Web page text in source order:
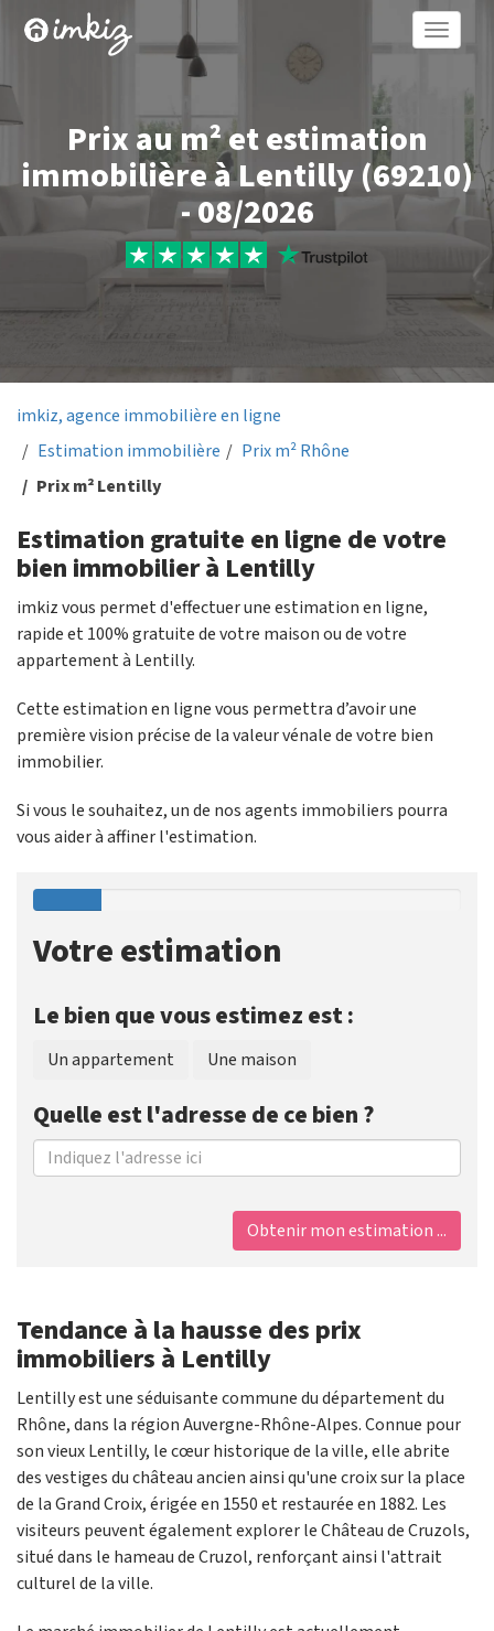
Toggle
Prix au m² et estimation
immobilière à Lentilly (69210)
- 08/2026
imkiz, agence immobilière en ligne
Estimation immobilière
Prix m² Rhône
Prix m² Lentilly
Estimation gratuite en ligne de votre
bien immobilier à Lentilly
imkiz vous permet d'effectuer une estimation en ligne,
rapide et 100% gratuite de votre maison ou de votre
appartement à Lentilly.
Cette estimation en ligne vous permettra d’avoir une
première vision précise de la valeur vénale de votre bien
immobilier.
Si vous le souhaitez, un de nos agents immobiliers pourra
vous aider à affiner l'estimation.
Votre estimation
Le bien que vous estimez est :
Un appartement Une maison
Quelle est l'adresse de ce bien ?
Obtenir mon estimation ...
Tendance à la hausse des prix
immobiliers à Lentilly
Lentilly est une séduisante commune du département du
Rhône, dans la région Auvergne-Rhône-Alpes. Connue pour
son vieux Lentilly, le cœur historique de la ville, elle abrite
des vestiges du château ancien ainsi qu'une croix sur la place
de la Grand Croix, érigée en 1550 et restaurée en 1882. Les
visiteurs peuvent également explorer le Château de Cruzols,
situé dans le hameau de Cruzol, renforçant ainsi l'attrait
culturel de la ville.